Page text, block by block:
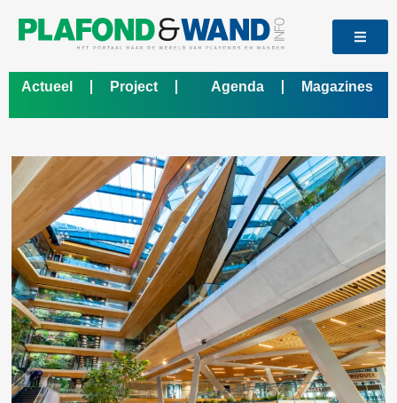
Actueel Project Agenda Magazines